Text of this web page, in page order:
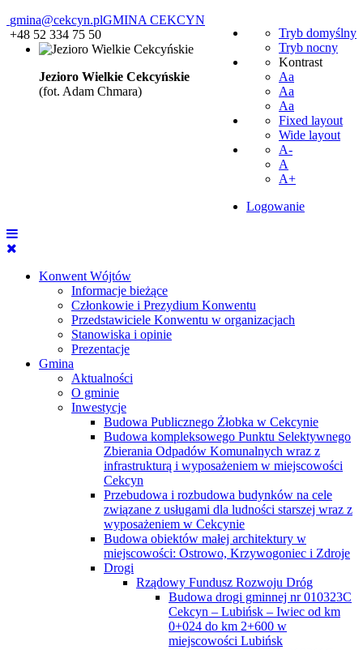
gmina@cekcyn.pl
+48 52 334 75 50
Tryb domyślny
Tryb nocny
Kontrast
Aa
Aa
Aa
Fixed layout
Wide layout
A-
A
A+
Logowanie
GMINA CEKCYN
Konwent Wójtów
Informacje bieżące
Członkowie i Prezydium Konwentu
Przedstawiciele Konwentu w organizacjach
Stanowiska i opinie
Prezentacje
Gmina
Aktualności
O gminie
Inwestycje
Budowa Publicznego Żłobka w Cekcynie
Budowa kompleksowego Punktu Selektywnego
Zbierania Odpadów Komunalnych wraz z
infrastrukturą i wyposażeniem w miejscowości
Cekcyn
Przebudowa i rozbudowa budynków na cele
związane z usługami dla ludności starszej wraz z
wyposażeniem w Cekcynie
Budowa obiektów małej architektury w
miejscowości: Ostrowo, Krzywogoniec i Zdroje
Drogi
Rządowy Fundusz Rozwoju Dróg
Budowa drogi gminnej nr 010323C
Cekcyn – Lubińsk – Iwiec od km
0+024 do km 2+600 w
miejscowości Lubińsk
Jezioro Wielkie Cekcyńskie
(fot. Adam Chmara)